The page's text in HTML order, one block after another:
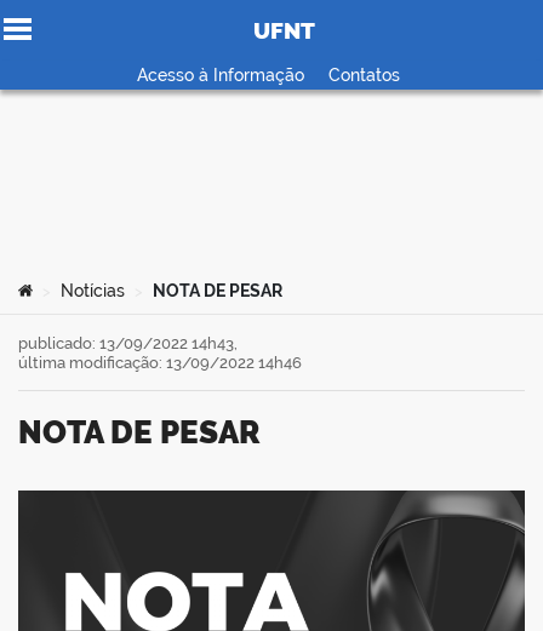
Ir para o conteúdo
UFNT
Acesso à Informação Contatos
Você está aqui:
Notícias NOTA DE PESAR
NOTA DE PESAR
publicado: 13/09/2022 14h43,
última modificação: 13/09/2022 14h46